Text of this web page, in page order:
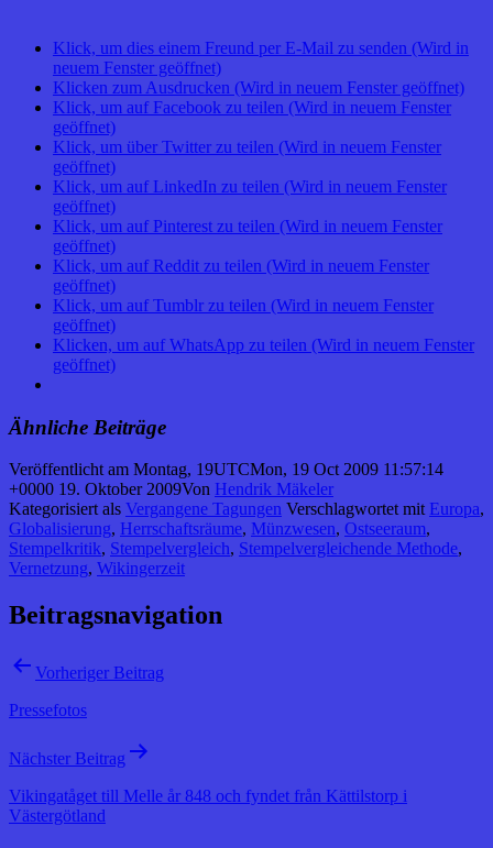
Klick, um dies einem Freund per E-Mail zu senden (Wird in
neuem Fenster geöffnet)
Klicken zum Ausdrucken (Wird in neuem Fenster geöffnet)
Klick, um auf Facebook zu teilen (Wird in neuem Fenster
geöffnet)
Klick, um über Twitter zu teilen (Wird in neuem Fenster
geöffnet)
Klick, um auf LinkedIn zu teilen (Wird in neuem Fenster
geöffnet)
Klick, um auf Pinterest zu teilen (Wird in neuem Fenster
geöffnet)
Klick, um auf Reddit zu teilen (Wird in neuem Fenster
geöffnet)
Klick, um auf Tumblr zu teilen (Wird in neuem Fenster
geöffnet)
Klicken, um auf WhatsApp zu teilen (Wird in neuem Fenster
geöffnet)
Ähnliche Beiträge
Veröffentlicht am Montag, 19UTCMon, 19 Oct 2009 11:57:14
+0000 19. Oktober 2009Von Hendrik Mäkeler
Kategorisiert als Vergangene Tagungen Verschlagwortet mit Europa,
Globalisierung, Herrschaftsräume, Münzwesen, Ostseeraum,
Stempelkritik, Stempelvergleich, Stempelvergleichende Methode,
Vernetzung, Wikingerzeit
Beitragsnavigation
Vorheriger Beitrag
Pressefotos
Nächster Beitrag
Vikingatåget till Melle år 848 och fyndet från Kättilstorp i
Västergötland